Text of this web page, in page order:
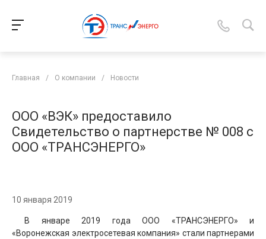
Главная / О компании / Новости
ООО «ВЭК» предоставило
Свидетельство о партнерстве № 008 с
ООО «ТРАНСЭНЕРГО»
10 января 2019
В январе 2019 года ООО «ТРАНСЭНЕРГО» и
«Воронежская электросетевая компания» стали партнерами